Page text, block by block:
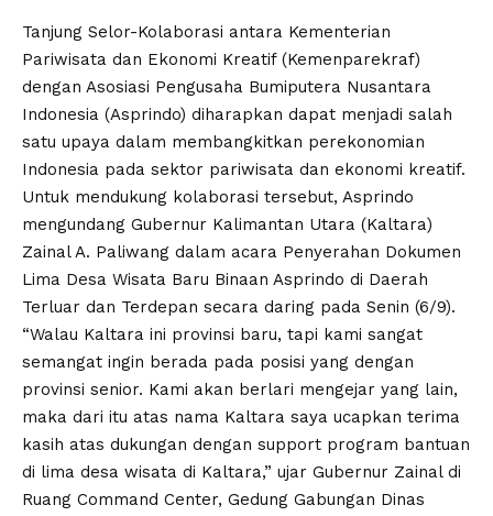
Tanjung Selor-Kolaborasi antara Kementerian
Pariwisata dan Ekonomi Kreatif (Kemenparekraf)
dengan Asosiasi Pengusaha Bumiputera Nusantara
Indonesia (Asprindo) diharapkan dapat menjadi salah
satu upaya dalam membangkitkan perekonomian
Indonesia pada sektor pariwisata dan ekonomi kreatif.
Untuk mendukung kolaborasi tersebut, Asprindo
mengundang Gubernur Kalimantan Utara (Kaltara)
Zainal A. Paliwang dalam acara Penyerahan Dokumen
Lima Desa Wisata Baru Binaan Asprindo di Daerah
Terluar dan Terdepan secara daring pada Senin (6/9).
“Walau Kaltara ini provinsi baru, tapi kami sangat
semangat ingin berada pada posisi yang dengan
provinsi senior. Kami akan berlari mengejar yang lain,
maka dari itu atas nama Kaltara saya ucapkan terima
kasih atas dukungan dengan support program bantuan
di lima desa wisata di Kaltara,” ujar Gubernur Zainal di
Ruang Command Center, Gedung Gabungan Dinas